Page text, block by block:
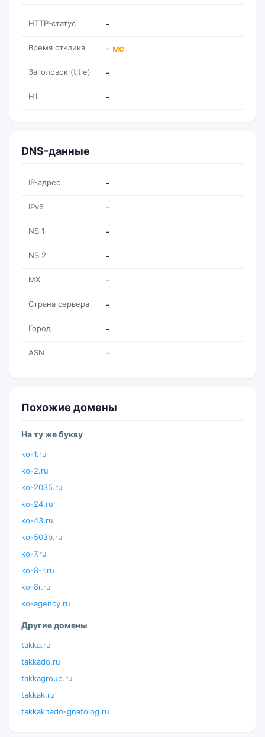
HTTP-статус -
Время отклика - мс
Заголовок (title) -
H1 -
DNS-данные
IP-адрес -
IPv6 -
NS 1 -
NS 2 -
MX -
Страна сервера -
Город -
ASN -
Похожие домены
На ту же букву
ko-1.ru
ko-2.ru
ko-2035.ru
ko-24.ru
ko-43.ru
ko-503b.ru
ko-7.ru
ko-8-r.ru
ko-8r.ru
ko-agency.ru
Другие домены
takka.ru
takkado.ru
takkagroup.ru
takkak.ru
takkaknado-gnatolog.ru